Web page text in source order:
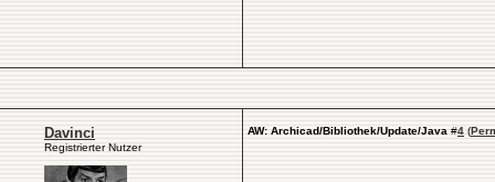
Davinci
Registrierter Nutzer
AW: Archicad/Bibliothek/Update/Java #4 (